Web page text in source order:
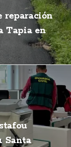
reparación
Tapia en
Santa